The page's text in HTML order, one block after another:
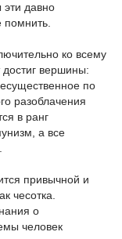
давно
ко всему
достиг вершины:
по
разоблачения
в ранг
а все
привычной и
чесотка.
о
человек